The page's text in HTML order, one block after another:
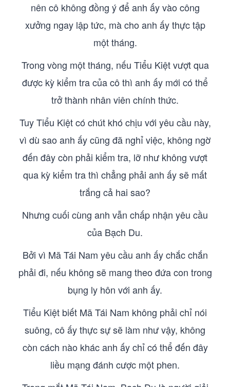
nên cô không đồng ý để anh ấy vào công
xưởng ngay lập tức, mà cho anh ấy thực tập
một tháng.
Trong vòng một tháng, nếu Tiểu Kiệt vượt qua
được kỳ kiểm tra của cô thì anh ấy mới có thể
trở thành nhân viên chính thức.
Tuy Tiểu Kiệt có chút khó chịu với yêu cầu này,
vì dù sao anh ấy cũng đã nghỉ việc, không ngờ
đến đây còn phải kiểm tra, lỡ như không vượt
qua kỳ kiểm tra thì chẳng phải anh ấy sẽ mất
trắng cả hai sao?
Nhưng cuối cùng anh vẫn chấp nhận yêu cầu
của Bạch Du.
Bởi vì Mã Tái Nam yêu cầu anh ấy chắc chắn
phải đi, nếu không sẽ mang theo đứa con trong
bụng ly hôn với anh ấy.
Tiểu Kiệt biết Mã Tái Nam không phải chỉ nói
suông, cô ấy thực sự sẽ làm như vậy, không
còn cách nào khác anh ấy chỉ có thể đến đây
liều mạng đánh cược một phen.